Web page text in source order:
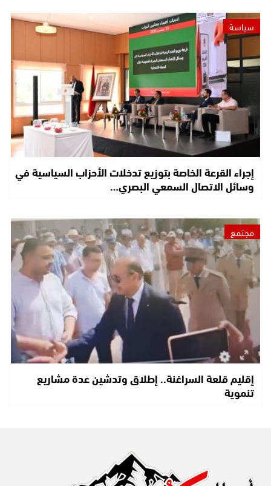
سياسة
إجراء القرعة الخاصة بتوزيع تدخلات الأحزاب السياسية في
وسائل الاتصال السمعي البصري…
مجتمع
إقليم قلعة السراغنة.. إطلاق وتدشين عدة مشاريع
تنموية